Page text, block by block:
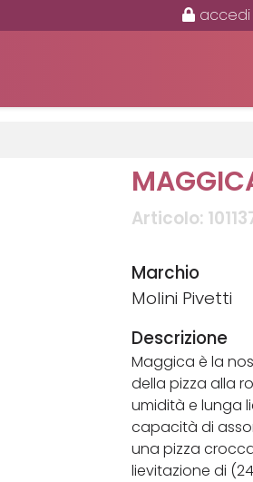
accedi
Articolo:
Marchio
Molini Pivetti
Descrizione
Maggica è la
della pizza alla
umidità e lunga
capacità di
una pizza
lievitazione di